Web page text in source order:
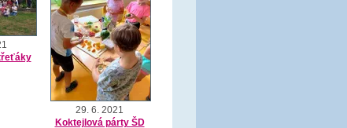
29. 6. 2021
Koktejlová párty ŠD